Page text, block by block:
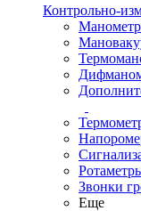
Контрольно-
Звонки
Еще